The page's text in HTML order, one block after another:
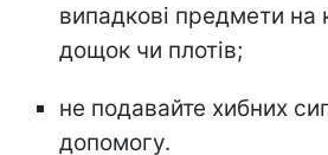
випадкові предмети на
дощок чи плотів;
не подавайте хибних
допомогу.